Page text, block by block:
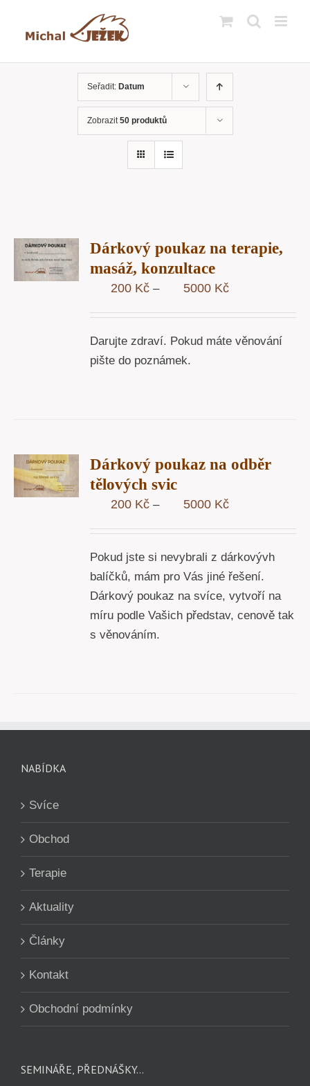
Seřadit: Datum
Zobrazit50 produktů
Dárkový poukaz na terapie,
masáž, konzultace
200 Kč – 5000 KčRozpětí
až
Darujte zdraví. Pokud máte věnování
pište do poznámek.
Dárkový poukaz na odběr
tělových svic
200 Kč – 5000 KčRozpětí
až
5000 Kč
Pokud jste si nevybrali z dárkovývh
balíčků, mám pro Vás jiné řešení.
Dárkový poukaz na svíce, vytvoří na
míru podle Vašich představ, cenově tak
s věnováním.
NABÍDKA
Svíce
Obchod
Terapie
Aktuality
Články
Kontakt
Obchodní podmínky
SEMINÁŘE, PŘEDNÁŠKY…